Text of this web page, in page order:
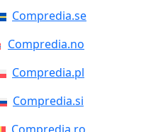
Compredia.se
Compredia.no
Compredia.pl
Compredia.si